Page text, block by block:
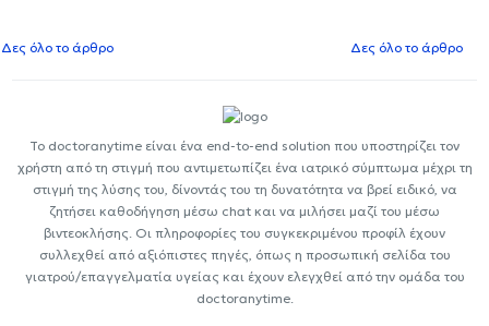
Δες όλο το άρθρο Δες όλο το άρθρο
Το doctoranytime είναι ένα end-to-end solution που υποστηρίζει τον
χρήστη από τη στιγμή που αντιμετωπίζει ένα ιατρικό σύμπτωμα μέχρι τη
στιγμή της λύσης του, δίνοντάς του τη δυνατότητα να βρεί ειδικό, να
ζητήσει καθοδήγηση μέσω chat και να μιλήσει μαζί του μέσω
βιντεοκλήσης. Οι πληροφορίες του συγκεκριμένου προφίλ έχουν
συλλεχθεί από αξιόπιστες πηγές, όπως η προσωπική σελίδα του
γιατρού/επαγγελματία υγείας και έχουν ελεγχθεί από την ομάδα του
doctoranytime.